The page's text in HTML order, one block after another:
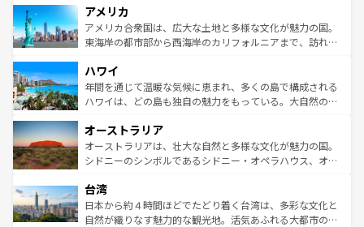
ンツ一覧を参照してほしい。
の建物がそのまま残る町や、スイスならではのユニークな
博物館もあり、アルプス観光だけでなく町歩きも満喫する
ことができる。国民の所得が高いため物価も高いが、旅行
ば市内交通費無料で観光を楽しむこともできる。 なお、新
着のスイス情報はコンテンツ一覧 を参照してほしい。
アメリカ
アメリカ合衆国は、広大な土地と多様な文化が魅力の国。
東海岸の都市部から西海岸のカリフォルニアまで、訪れる
のような巨大都市は、観光、ショッピング、エンターテイ
ンメントが詰まった刺激的なスポットだ。一方、アメリカ
西部には大自然が広がり、グランドキャニオンやイエロー
部のニューオーリンズでは、音楽と美食が融合した独特の
文化が魅力。旅行者はアメリカの各地域で異なる魅力を楽
しみながら、その多様性と豊かな歴史を感じることができ
ならではの贅沢な旅のスタイルだ。 なお、新着のアメリカ
情報はコンテンツ一覧を参照してほしい。
ハワイ
年間を通じて温暖な気候に恵まれ、多くの島で構成される
ハワイは、どの島も独自の魅力をもっている。大自然の神
ワイ島は見逃せない。また、定番の観光地といえばオアフ
島だが、静かな自然を求めるならマウイ島やカウアイ島が
おすすめ。エメラルドグリーンに輝く海をはじめ、豊かな
れるおもてなしの心で訪れる人々を迎えてくれるハワイの
人々、おいしいローカルフードやハワイアンミュージッ
ク、伝統的なフラダンスなど、すべてがハワイの魅力を彩
オーストラリア
オーストラリアは、壮大な自然と多様な文化が魅力の国。
シドニーのシンボルであるシドニー・オペラハウス、オー
リアリーフや大陸中央部にそびえるウルル（エアーズロッ
ク）、タスマニアの美しい原生林やケアンズの熱帯雨林な
ど、見どころがたくさん。また、カフェやワイン、オージ
台湾
日本から約４時間ほどでたどり着く台湾は、多彩な文化と
自然が織りなす魅力的な観光地。活気あふれる大都市の台